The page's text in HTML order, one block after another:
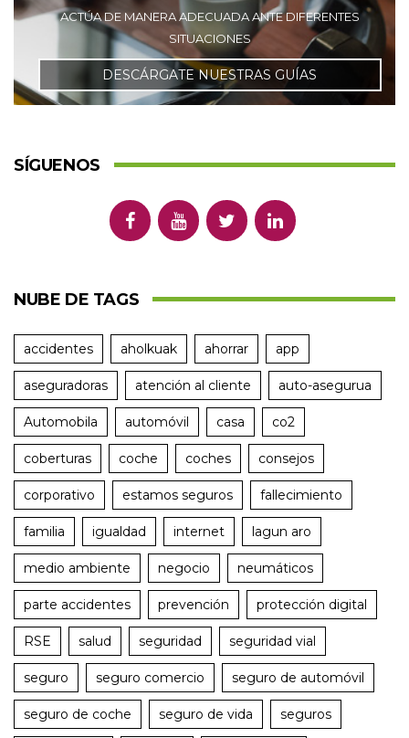
ACTÚA DE MANERA ADECUADA ANTE DIFERENTES
SITUACIONES
DESCÁRGATE NUESTRAS GUÍAS
SÍGUENOS
NUBE DE TAGS
accidentes aholkuak ahorrar app
aseguradoras atención al cliente auto-asegurua
Automobila automóvil casa co2
coberturas coche coches consejos
corporativo estamos seguros fallecimiento
familia igualdad internet lagun aro
medio ambiente negocio neumáticos
parte accidentes prevención protección digital
RSE salud seguridad seguridad vial
seguro seguro comercio seguro de automóvil
seguro de coche seguro de vida seguros